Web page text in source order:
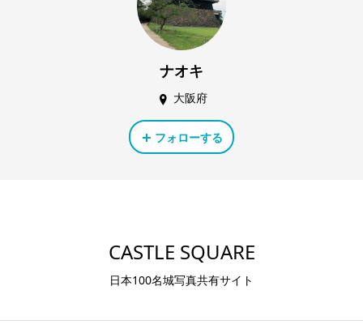
ナオキ
大阪府
フォローする
CASTLE SQUARE
日本100名城写真共有サイト